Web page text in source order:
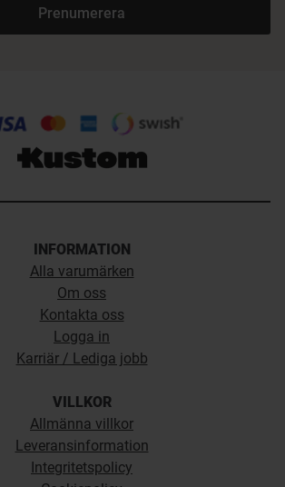
Prenumerera
INFORMATION
Alla varumärken
Om oss
Kontakta oss
Logga in
Karriär / Lediga jobb
VILLKOR
Allmänna villkor
Leveransinformation
Integritetspolicy